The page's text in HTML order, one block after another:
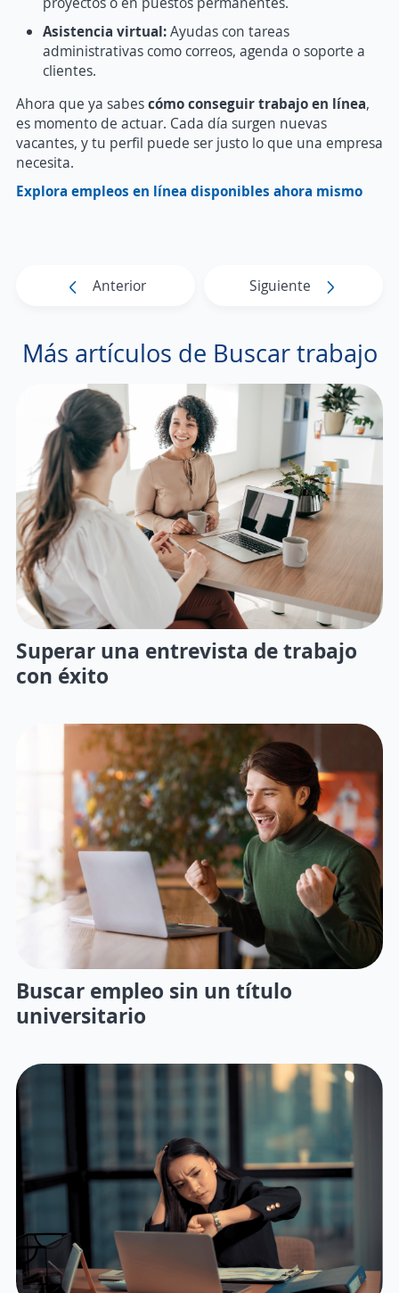
Asistencia virtual:Ayudas con tareas
administrativas como correos, agenda o soporte a
clientes.
Ahora que ya sabescómo conseguir trabajo en línea,
es momento de actuar. Cada día surgen nuevas
vacantes, y tu perfil puede ser justo lo que una empresa
necesita.
Explora empleos en línea disponibles ahora mismo
Anterior Siguiente
Más artículos de Buscar trabajo
Superar una entrevista de trabajo
con éxito
Buscar empleo sin un título
universitario